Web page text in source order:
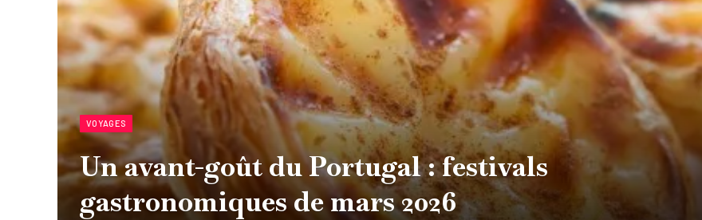
VOYAGES
Un avant-goût du Portugal : festivals
gastronomiques de mars 2026